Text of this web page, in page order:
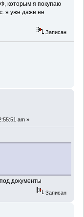
которым я покупаю
я уже даже не
Записан
am »
документы
Записан